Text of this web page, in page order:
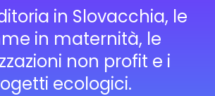
in Slovacchia, le
in maternità, le
non profit e i
ecologici.